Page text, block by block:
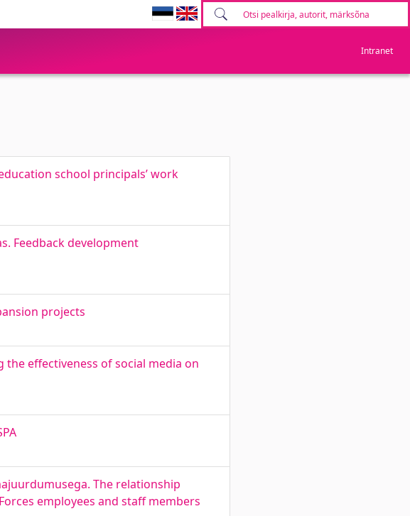
Intranet
school principals’ work
Feedback development
projects
effectiveness of social media on
The relationship
employees and staff members